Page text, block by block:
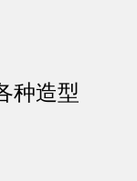
种造型